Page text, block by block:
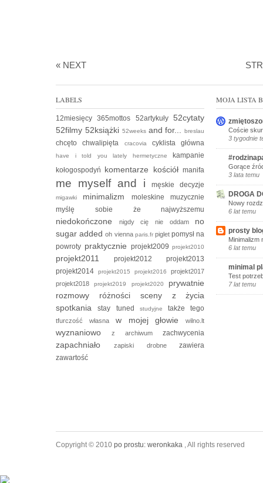
« NEXT
LABELS
12miesięcy365mottos 52artykuły52cytaty
52filmy 52książki 52weeks and for...breslau
chcętochwalipięta cracoviacyklistagłówna
have i told you lately hermetyczne kampanie
kołogospodyń komentarze kościółmanifa
me myself and imęskie decyzje
migawki minimalizm moleskinemuzycznie
myślę sobie żenajwyższemu
niedokończone nigdy cię nie oddam no
sugar addedoh vienna paris.fr pigletpomysł na
powroty praktycznie projekt2009projekt2010
projekt2011projekt2012projekt2013
projekt2014projekt2015projekt2016projekt2017
projekt2018projekt2019 projekt2020 prywatnie
rozmowy różności sceny z życia
spotkaniastay tuned studyjnetakże tego
tfurczość własna w mojej głowiewilno.lt
wyznaniowoz archiwumzachwycenia
zapachniało zapiski drobnezawiera
zawartość
MOJA LISTA
Coście
3 tygodnie
Gorące
3 lata temu
DROGA
Nowy
6 lat temu
prosty
Minimalizm
6 lat temu
minimal
Test
7 lat temu
Copyright © 2010 po prostu: weronkaka , All rights reserved